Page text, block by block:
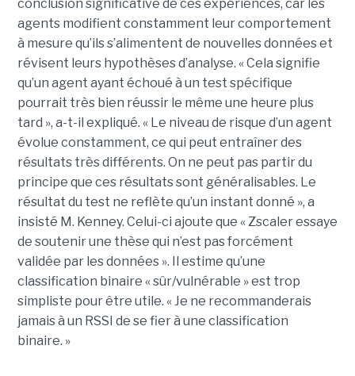
conclusion significative de ces expériences, car les
agents modifient constamment leur comportement
à mesure qu’ils s’alimentent de nouvelles données et
révisent leurs hypothèses d’analyse. « Cela signifie
qu’un agent ayant échoué à un test spécifique
pourrait très bien réussir le même une heure plus
tard », a-t-il expliqué. « Le niveau de risque d’un agent
évolue constamment, ce qui peut entraîner des
résultats très différents. On ne peut pas partir du
principe que ces résultats sont généralisables. Le
résultat du test ne reflète qu’un instant donné », a
insisté M. Kenney. Celui-ci ajoute que « Zscaler essaye
de soutenir une thèse qui n’est pas forcément
validée par les données ». Il estime qu’une
classification binaire « sûr/vulnérable » est trop
simpliste pour être utile. « Je ne recommanderais
jamais à un RSSI de se fier à une classification
binaire. »